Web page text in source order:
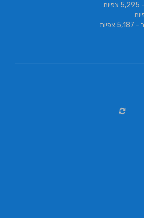
- 5,295 צפיות
- 5,187 צפיות